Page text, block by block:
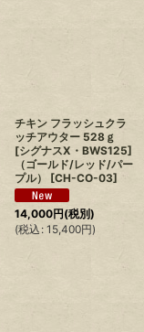
チキン フラッシュクラ
ッチアウター 528ｇ
[シグナスX・BWS125]
（ゴールド/レッド/パー
プル）
[CH-CO-03]
14,000円(税別)
(税込 : 15,400円)